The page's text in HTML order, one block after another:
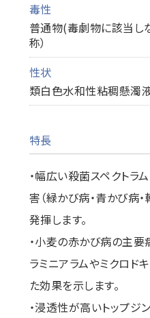
毒性
普通物(毒劇物に該当し
称）
性状
類白色水和性粘稠懸濁
特長
・幅広い殺菌スペクトラ
害（緑かび病・青かび病
発揮します。
・小麦の赤かび病の主
ラミニアラムやミクロド
た効果を示します。
・浸透性が高いトップジ